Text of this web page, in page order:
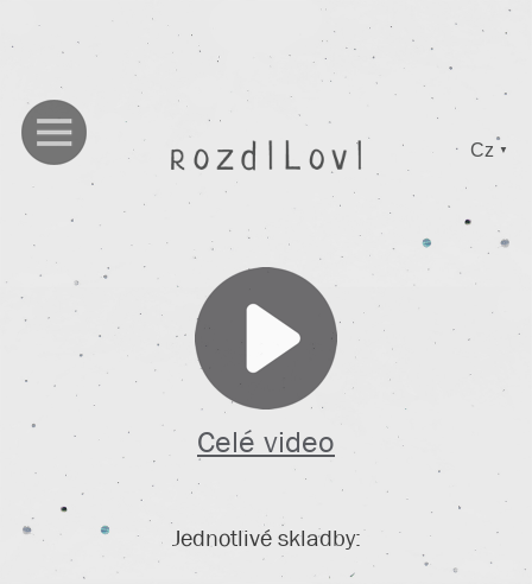
Cz ▼
Celé video
Jednotlivé skladby: